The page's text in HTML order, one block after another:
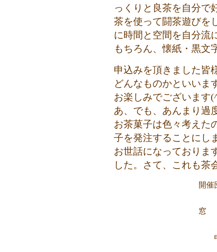
っくりと良茶を自分で
茶を使って闘茶遊びを
に時間と空間を自分流
もちろん、懐紙・黒文
申込みを頂きました皆
どんなものかといいま
お楽しみでございます
あ、でも、あんまり過
お茶菓子は色々考えた
子を発注することにし
お世話になっておりま
した。さて、これも茶
開催
窓
申